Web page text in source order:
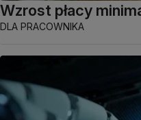
Wzrost płacy
DLA PRACOWNIKA